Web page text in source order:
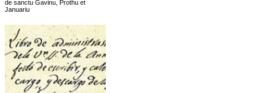
de sanctu Gavinu, Prothu et
Januariu